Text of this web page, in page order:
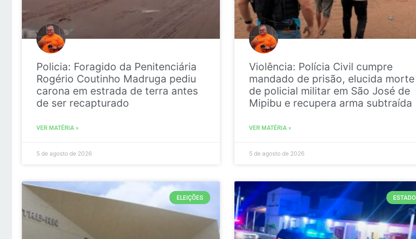
Policia: Foragido da Penitenciária
Rogério Coutinho Madruga pediu
carona em estrada de terra antes
de ser recapturado
VER MATÉRIA »
5 de agosto de 2026
Violência: Polícia Civil cumpre
mandado de prisão, elucida morte
de policial militar em São José de
Mipibu e recupera arma subtraída
VER MATÉRIA »
5 de agosto de 2026
ELEIÇÕES ESTADO